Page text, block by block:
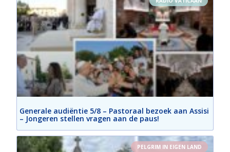
Generale audiëntie 5/8 – Pastoraal bezoek aan Assisi
– Jongeren stellen vragen aan de paus!
PELGRIM IN EIGEN LAND